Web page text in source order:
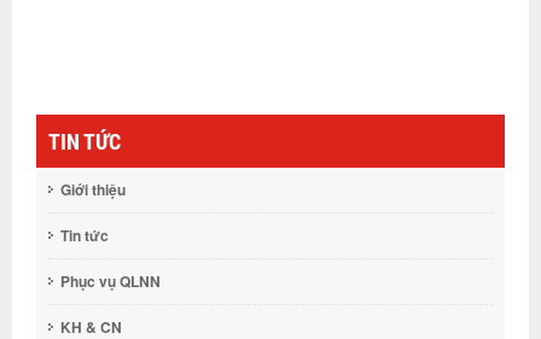
TIN TỨC
Giới thiệu
Tin tức
Phục vụ QLNN
KH & CN